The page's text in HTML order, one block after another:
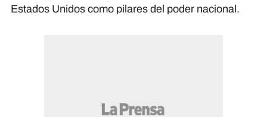
Estados Unidos como pilares del poder nacional.